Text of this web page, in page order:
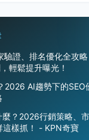
驗證、排名優化全攻
輕鬆提升曝光！
2026 AI趨勢下的SEO
麼？2026行銷策略、
這樣抓！ - KPN奇寶